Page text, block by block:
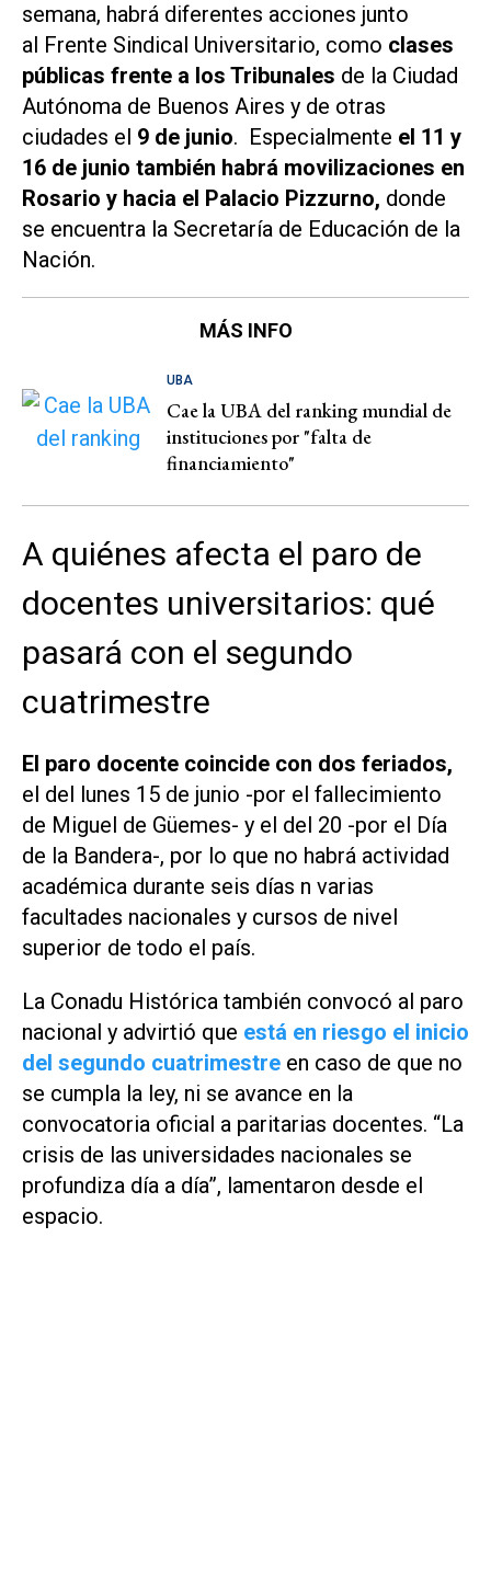
semana, habrá diferentes acciones junto
al Frente Sindical Universitario, como clases
públicas frente a los Tribunales de la Ciudad
Autónoma de Buenos Aires y de otras
ciudades el 9 de junio. Especialmente el 11 y
16 de junio también habrá movilizaciones en
Rosario y hacia el Palacio Pizzurno, donde
se encuentra la Secretaría de Educación de la
Nación.
MÁS INFO
UBA
Cae la UBA del ranking mundial de
instituciones por "falta de
financiamiento"
A quiénes afecta el paro de
docentes universitarios: qué
pasará con el segundo
cuatrimestre
El paro docente coincide con dos feriados,
el del lunes 15 de junio -por el fallecimiento
de Miguel de Güemes- y el del 20 -por el Día
de la Bandera-, por lo que no habrá actividad
académica durante seis días n varias
facultades nacionales y cursos de nivel
superior de todo el país.
La Conadu Histórica también convocó al paro
nacional y advirtió que está en riesgo el inicio
del segundo cuatrimestre en caso de que no
se cumpla la ley, ni se avance en la
convocatoria oficial a paritarias docentes. “La
crisis de las universidades nacionales se
profundiza día a día”, lamentaron desde el
espacio.